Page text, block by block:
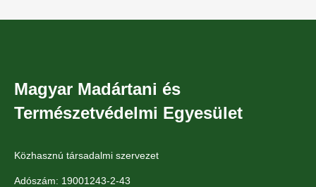
Magyar Madártani és
Természetvédelmi Egyesület
Közhasznú társadalmi szervezet
Adószám: 19001243-2-43